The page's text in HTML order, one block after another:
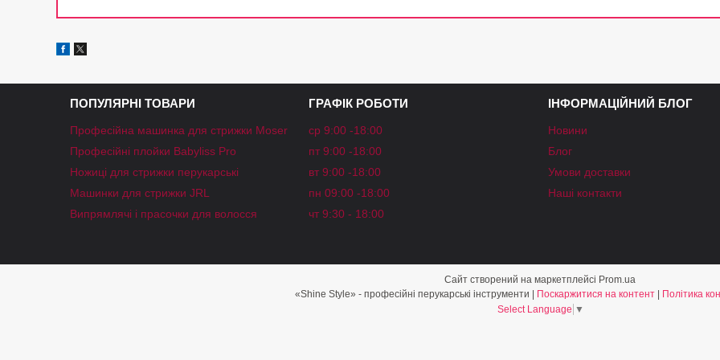
ПОПУЛЯРНІ ТОВАРИ
Професійна машинка для стрижки Moser
Професійні плойки Babyliss Pro
Ножиці для стрижки перукарські
Машинки для стрижки JRL
Випрямлячі і прасочки для волосся
ГРАФІК РОБОТИ
ср 9:00 -18:00
пт 9:00 -18:00
вт 9:00 -18:00
пн 09:00 -18:00
чт 9:30 - 18:00
ІНФОРМАЦІЙНИЙ БЛОГ
Новини
Блог
Умови доставки
Наші контакти
Сайт створений на маркетплейсі Prom.ua
Поскаржитися на контент
Політика
Select Language ▼